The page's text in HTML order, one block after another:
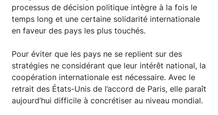
processus de décision politique intègre à la fois le
temps long et une certaine solidarité internationale
en faveur des pays les plus touchés.
Pour éviter que les pays ne se replient sur des
stratégies ne considérant que leur intérêt national, la
coopération internationale est nécessaire. Avec le
retrait des États-Unis de l’accord de Paris, elle paraît
aujourd’hui difficile à concrétiser au niveau mondial.